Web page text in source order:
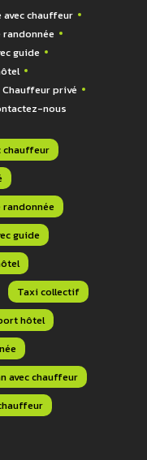
chauffeur
guide
Chauffeur privé
nous
chauffeur
guide
Taxi collectif
hôtel
avec chauffeur